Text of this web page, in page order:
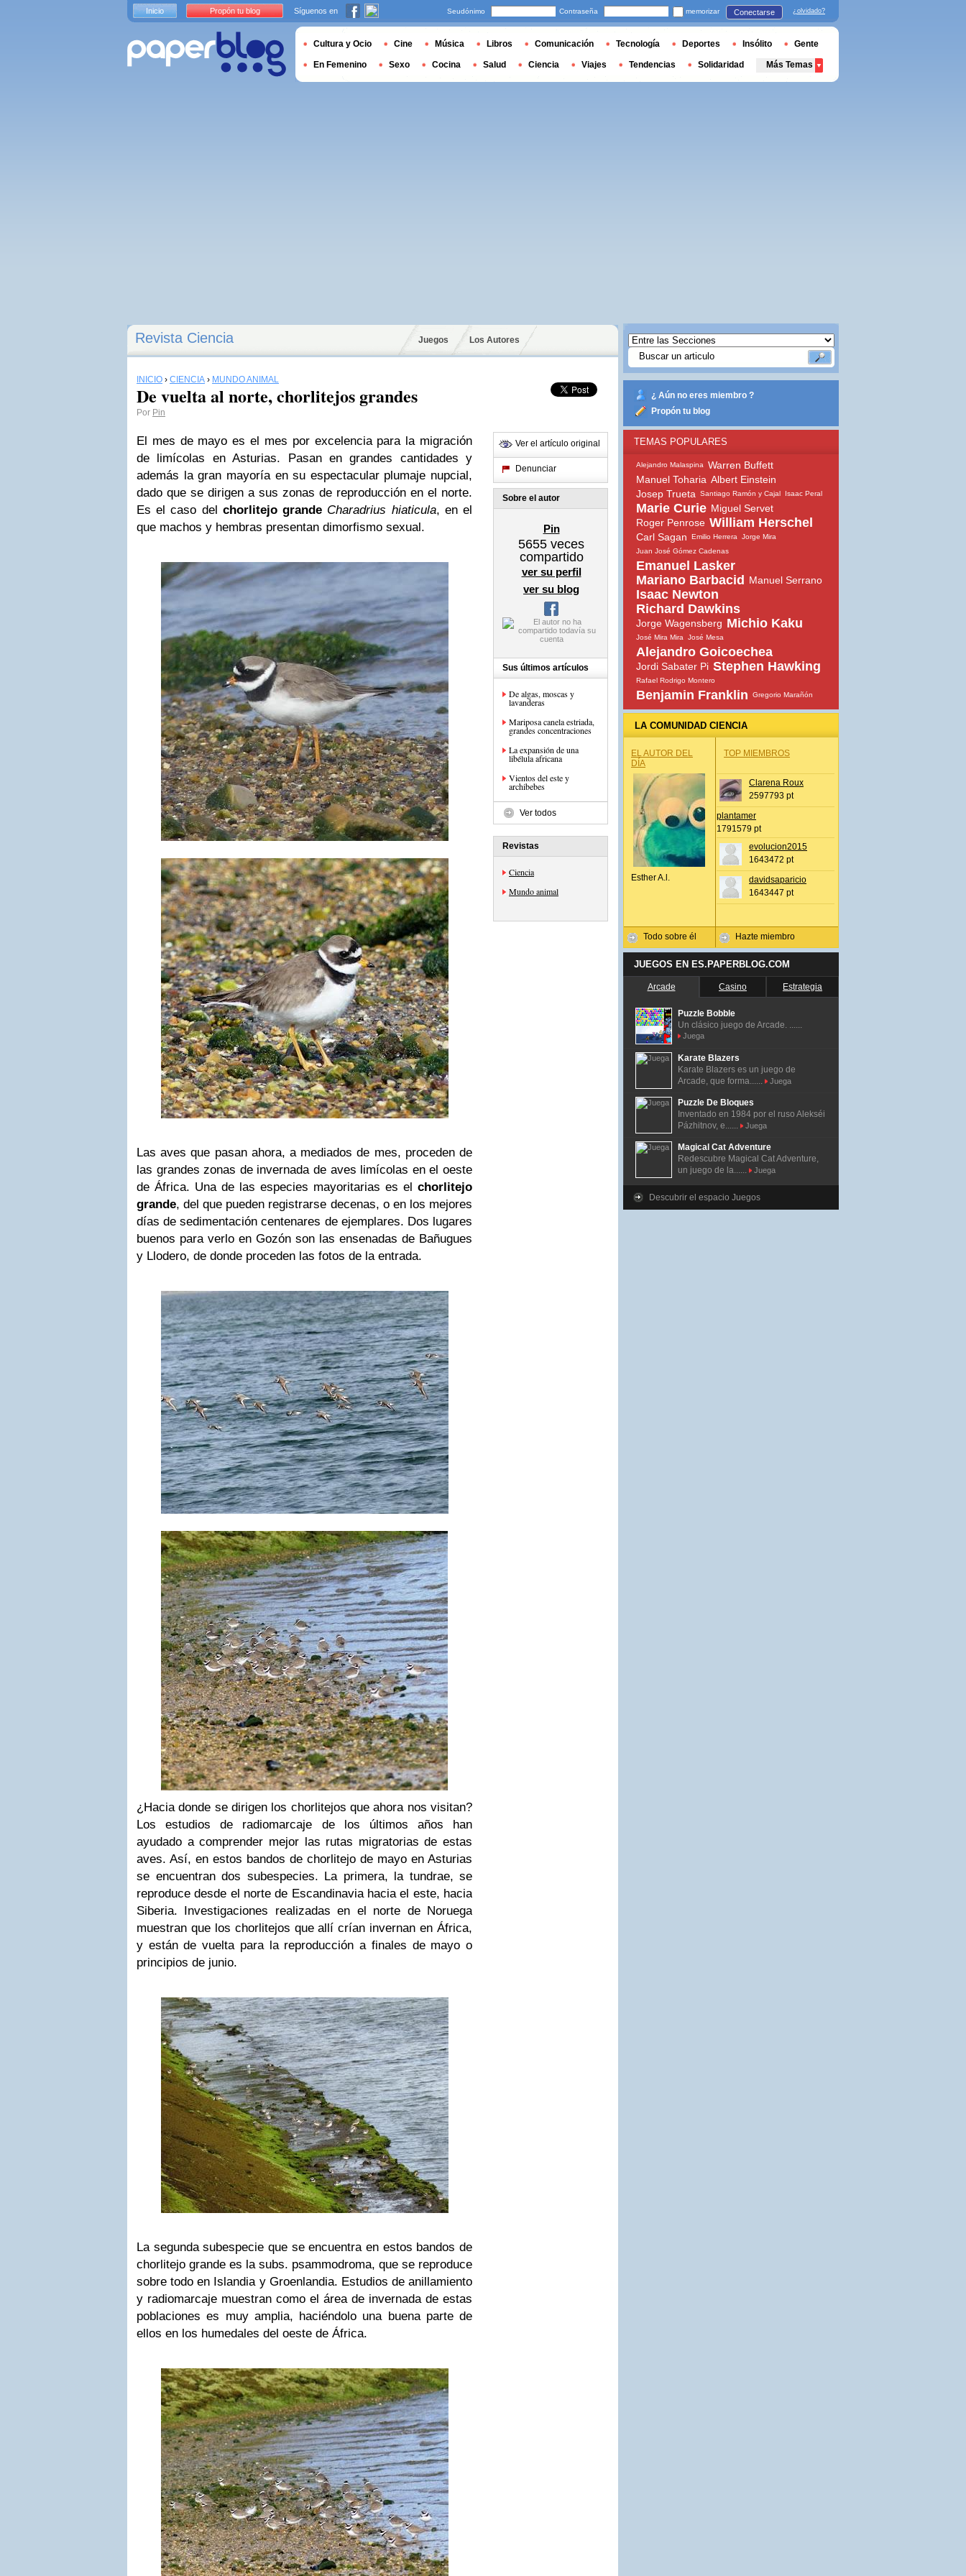
Revista Ciencia Juegos Los Autores
INICIO › CIENCIA › MUNDO ANIMAL
De vuelta al norte, chorlitejos grandes
Por Pin
El mes de mayo es el mes por excelencia para la migración
de limícolas en Asturias. Pasan en grandes cantidades y
además la gran mayoría en su espectacular plumaje nupcial,
dado que se dirigen a sus zonas de reproducción en el norte.
Es el caso del chorlitejo grande Charadrius hiaticula, en el
que machos y hembras presentan dimorfismo sexual.
Las aves que pasan ahora, a mediados de mes, proceden de
las grandes zonas de invernada de aves limícolas en el oeste
de África. Una de las especies mayoritarias es el chorlitejo
grande, del que pueden registrarse decenas, o en los mejores
días de sedimentación centenares de ejemplares. Dos lugares
buenos para verlo en Gozón son las ensenadas de Bañugues
y Llodero, de donde proceden las fotos de la entrada.
¿Hacia donde se dirigen los chorlitejos que ahora nos visitan?
Los estudios de radiomarcaje de los últimos años han
ayudado a comprender mejor las rutas migratorias de estas
aves. Así, en estos bandos de chorlitejo de mayo en Asturias
se encuentran dos subespecies. La primera, la tundrae, se
reproduce desde el norte de Escandinavia hacia el este, hacia
Siberia. Investigaciones realizadas en el norte de Noruega
muestran que los chorlitejos que allí crían invernan en África,
y están de vuelta para la reproducción a finales de mayo o
principios de junio.
La segunda subespecie que se encuentra en estos bandos de
chorlitejo grande es la subs. psammodroma, que se reproduce
sobre todo en Islandia y Groenlandia. Estudios de anillamiento
y radiomarcaje muestran como el área de invernada de estas
poblaciones es muy amplia, haciéndolo una buena parte de
ellos en los humedales del oeste de África.
Ver el artículo original
Denunciar
Sobre el autor
Pin
5655 veces
compartido
ver su perfil
ver su blog
Sus últimos artículos
De algas, moscas y
lavanderas
Mariposa canela estriada,
grandes concentraciones
La expansión de una
libélula africana
Vientos del este y
archibebes
Ver todos
Revistas
Ciencia
Mundo animal
¿ Aún no eres miembro ?
Propón tu blog
TEMAS POPULARES
Alejandro Malaspina
Warren Buffett
Manuel Toharia Albert Einstein
Josep Trueta
Santiago Ramón y Cajal Isaac Peral
Marie Curie Miguel Servet
Roger Penrose William Herschel
Carl Sagan Emilio Herrera
Jorge Mira
Juan José Gómez Cadenas
Emanuel Lasker
Mariano Barbacid
Manuel Serrano
Isaac Newton
Richard Dawkins
Jorge Wagensberg Michio Kaku
José Mira Mira José Mesa
Alejandro Goicoechea
Jordi Sabater Pi Stephen Hawking
Rafael Rodrigo Montero
Benjamin Franklin Gregorio Marañón
LA COMUNIDAD CIENCIA
EL AUTOR DEL
DÍA
Esther A.l.
Todo sobre él
TOP MIEMBROS
Clarena Roux
2597793 pt
plantamer
1791579 pt
evolucion2015
1643472 pt
davidsaparicio
1643447 pt
Hazte miembro
JUEGOS EN ES.PAPERBLOG.COM
Arcade Casino Estrategia
Puzzle Bobble
Un clásico juego de Arcade. ......
Juega
Karate Blazers
Karate Blazers es un juego de
Arcade, que forma......
Juega
Puzzle De Bloques
Inventado en 1984 por el ruso Alekséi
Pázhitnov, e......
Juega
Magical Cat Adventure
Redescubre Magical Cat Adventure,
un juego de la......
Juega
Descubrir el espacio Juegos
Inicio Propón tu blog Síguenos en Seudónimo Contraseña memorizar Conectarse ¿olvidado?
Cultura y Ocio Cine Música Libros Comunicación Tecnología Deportes Insólito Gente
En Femenino Sexo Cocina Salud Ciencia Viajes Tendencias Solidaridad Más Temas